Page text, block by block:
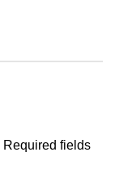
Required fields